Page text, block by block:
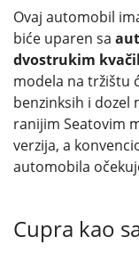
Ovaj automobil
biće uparen sa
dvostrukim
modela na tržištu
benzinksih i dozel
ranijim Seatovim
verzija, a
automobila
Cupra kao